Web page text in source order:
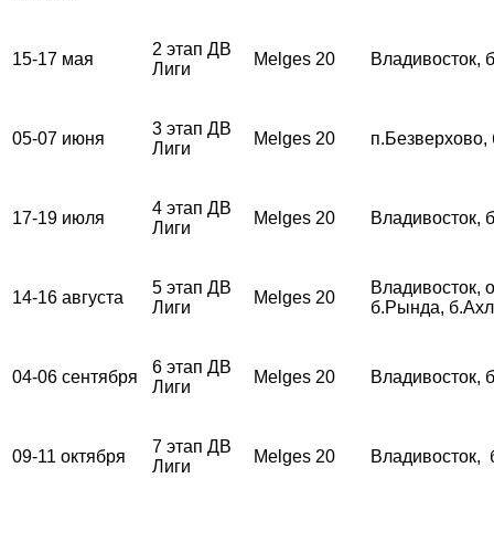
15-17 мая
2 этап ДВ
Лиги
Melges 20 Владивосток,
05-07 июня
3 этап ДВ
Лиги
Melges 20
17-19 июля
4 этап ДВ
Лиги
Melges 20 Владивосток,
14-16 августа
5 этап ДВ
Лиги
Melges 20
Владивосток,
б.Рында,
04-06 сентября
6 этап ДВ
Лиги
Melges 20 Владивосток,
09-11 октября
7 этап ДВ
Лиги
Melges 20 Владивосток,